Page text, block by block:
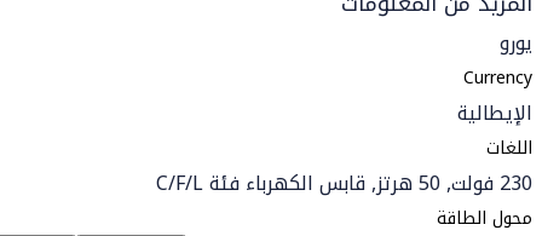
يورو
Currency
الإيطالية
اللغات
230 فولت, 50 هرتز, قابس الكهرباء فئة C/F/L
محول الطاقة